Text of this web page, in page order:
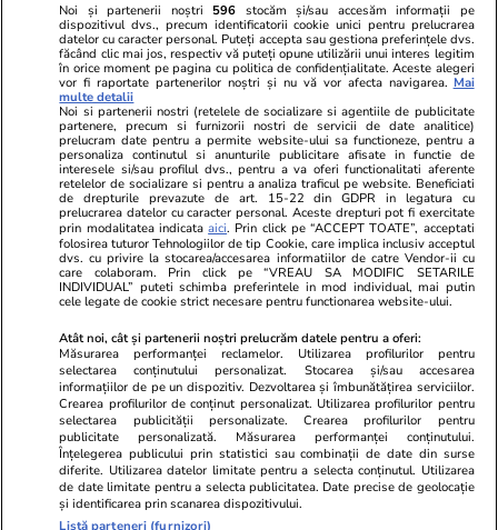
Ringier România
Libertatea pentru
Unica.ro
Program TV
Avantaje
ELLE
Gazeta Sporturilor
Stiri mondene
Calculator sarcina
Ajută Copiii
Locuri de muncă
Imobiliare.ro
Jobradar24
Imoradar24
Colecții Libertatea
Pariază responsabil! Decizia ONJN nr. 821/25.09.2025.
Jocurile de noroc sunt interzise minorilor.
© 2026 Ringier Romania. Toate drepturile rezervate
Actualizare preferințe cookies
Noi și partenerii noștri 596 stocăm și/sau accesăm informații pe
dispozitivul dvs., precum identificatorii cookie unici pentru prelucrarea
datelor cu caracter personal. Puteți accepta sau gestiona preferințele dvs.
făcând clic mai jos, respectiv vă puteți opune utilizării unui interes legitim
în orice moment pe pagina cu politica de confidențialitate. Aceste alegeri
vor fi raportate partenerilor noștri și nu vă vor afecta navigarea. Mai
multe detalii
Noi si partenerii nostri (retelele de socializare si agentiile de publicitate
partenere, precum si furnizorii nostri de servicii de date analitice)
prelucram date pentru a permite website-ului sa functioneze, pentru a
personaliza continutul si anunturile publicitare afisate in functie de
interesele si/sau profilul dvs., pentru a va oferi functionalitati aferente
retelelor de socializare si pentru a analiza traficul pe website. Beneficiati
de drepturile prevazute de art. 15-22 din GDPR in legatura cu
prelucrarea datelor cu caracter personal. Aceste drepturi pot fi exercitate
prin modalitatea indicataaici. Prin click pe “ACCEPT TOATE”, acceptati
folosirea tuturor Tehnologiilor de tip Cookie, care implica inclusiv acceptul
dvs. cu privire la stocarea/accesarea informatiilor de catre Vendor-ii cu
care colaboram. Prin click pe “VREAU SA MODIFIC SETARILE
INDIVIDUAL” puteti schimba preferintele in mod individual, mai putin
cele legate de cookie strict necesare pentru functionarea website-ului.
Atât noi, cât și partenerii noștri prelucrăm datele pentru a oferi:
Măsurarea performanței reclamelor. Utilizarea profilurilor pentru
selectarea conținutului personalizat. Stocarea și/sau accesarea
informațiilor de pe un dispozitiv. Dezvoltarea și îmbunătățirea serviciilor.
Crearea profilurilor de conținut personalizat. Utilizarea profilurilor pentru
selectarea publicității personalizate. Crearea profilurilor pentru
publicitate personalizată. Măsurarea performanței conținutului.
Înțelegerea publicului prin statistici sau combinații de date din surse
diferite. Utilizarea datelor limitate pentru a selecta conținutul. Utilizarea
de date limitate pentru a selecta publicitatea. Date precise de geolocație
și identificarea prin scanarea dispozitivului.
Listă parteneri (furnizori)